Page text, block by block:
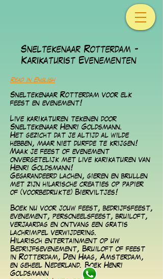
Sneltekenaar Rotterdam -
Karikaturist Evenementen
Read in English
Sneltekenaar Rotterdam voor elk
feest en evenement!
Live karikaturen tekenen door
Sneltekenaar Henri Goldsmann.
Het gezicht dat je altijd al wilde
hebben, maar niet durfde te krijgen!
Maak je feest of evenement
onvergetelijk met live karikaturen van
Henri Goldsmann!
Gegarandeerd lachen, gieren en brullen
met zijn hilarische creaties op papier
of (voorbedrukte) Bierviltjes!
Boek nu voor jouw feest, bedrijfsfeest,
evenement, personeelsfeest, bruiloft,
verjaardag en ontvang een gratis
lachrimpel verwijdering.
Hilarisch entertainment op uw
Bedrijfsevenement, Bruiloft of feest
in Rotterdam, Den Haag, Amsterdam,
en geheel Nederland. Boek Henri
Goldsmann